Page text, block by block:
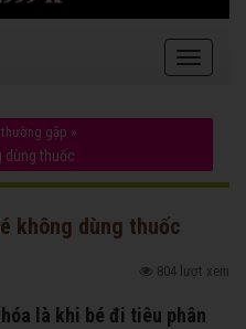
thường gặp »
dùng thuốc
không dùng thuốc
804 lượt xem
là khi bé đi tiêu phân